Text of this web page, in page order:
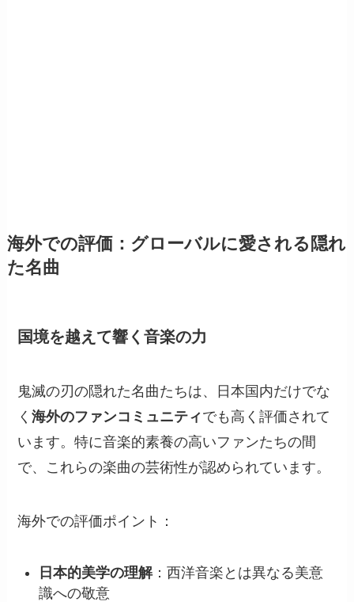
海外での評価：グローバルに愛される隠れ
た名曲
国境を越えて響く音楽の力
鬼滅の刃の隠れた名曲たちは、日本国内だけでな
く海外のファンコミュニティでも高く評価されて
います。特に音楽的素養の高いファンたちの間
で、これらの楽曲の芸術性が認められています。
海外での評価ポイント：
日本的美学の理解：西洋音楽とは異なる美意
識への敬意